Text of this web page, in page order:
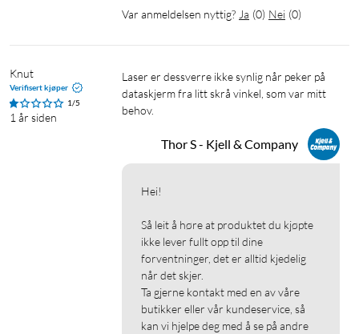
Var anmeldelsen nyttig? Ja (0) Nei (0)
Knut
Verifisert kjøper
1/5
1 år siden
Laser er dessverre ikke synlig når peker på
dataskjerm fra litt skrå vinkel, som var mitt
behov.
Thor S - Kjell & Company
Hei!
Så leit å høre at produktet du kjøpte
ikke lever fullt opp til dine
forventninger, det er alltid kjedelig
når det skjer.
Ta gjerne kontakt med en av våre
butikker eller vår kundeservice, så
kan vi hjelpe deg med å se på andre